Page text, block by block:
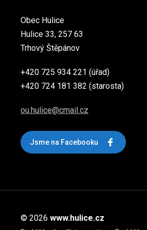
Obec Hulice
Hulice 33, 257 63
Trhový Štěpánov
+420 725 934 221 (úřad)
+420 724 181 382 (starosta)
ou.hulice@cmail.cz
Jsme na Facebooku
© 2026 www.hulice.cz